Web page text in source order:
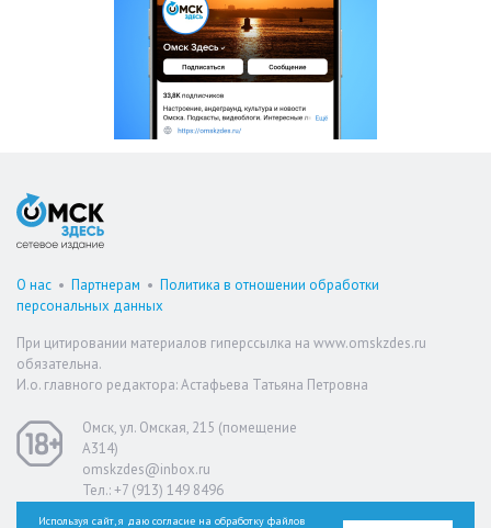
О нас • Партнерам • Политика в отношении обработки
персональных данных
При цитировании материалов гиперссылка на www.omskzdes.ru
обязательна.
И.о. главного редактора: Астафьева Татьяна Петровна
Омск, ул. Омская, 215 (помещение
А314)
omskzdes@inbox.ru
Тел.: +7 (913) 149 8496
Используя сайт, я даю согласие на обработку файлов